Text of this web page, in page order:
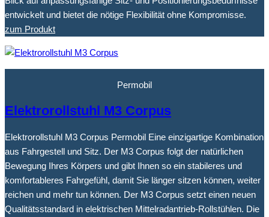
entwickelt und bietet die nötige Flexibilität ohne Kompromisse.
zum Produkt
Permobil
Elektrorollstuhl M3 Corpus
Elektrorollstuhl M3 Corpus Permobil Eine einzigartige Kombination
aus Fahrgestell und Sitz. Der M3 Corpus folgt der natürlichen
Bewegung Ihres Körpers und gibt Ihnen so ein stabileres und
komfortableres Fahrgefühl, damit Sie länger sitzen können, weiter
reichen und mehr tun können. Der M3 Corpus setzt einen neuen
Qualitätsstandard in elektrischen Mittelradantrieb-Rollstühlen. Die